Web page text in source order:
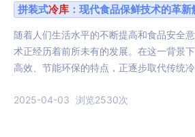
拼装式冷库 ：现代食品保鲜技术的革
随着人们生活水平的不断提高和食品安全
术正经历着前所未有的发展。在这一背景
高效、节能环保的特点，正逐步取代传统
2025-04-03 浏览2530次